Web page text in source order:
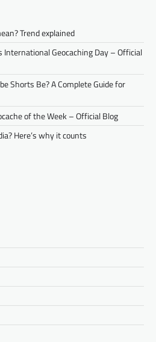
Trend explained
International Geocaching Day – Official
Shorts Be? A Complete Guide for
of the Week – Official Blog
Here’s why it counts